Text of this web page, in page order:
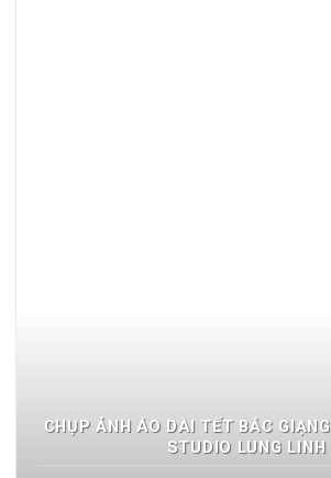
CHỤP ẢNH ÁO DÀI TẾT BẮC
STUDIO LUNG LINH